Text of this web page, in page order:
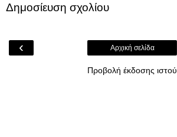
Δημοσίευση σχολίου
‹ Αρχική σελίδα
Προβολή έκδοσης ιστού